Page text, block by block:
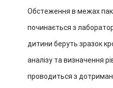
Обстеження в межах
починається з
дитини беруть зразок
аналізу та визначення
проводиться з